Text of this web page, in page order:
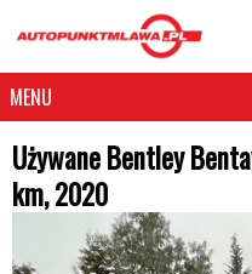
MENU
Używane Bentley
km, 2020